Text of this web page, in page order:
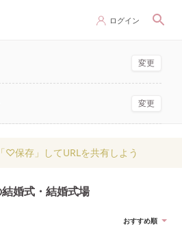
ログイン
変更
変更
♡保存」してURLを共有しよう
婚式・結婚式場
おすすめ順